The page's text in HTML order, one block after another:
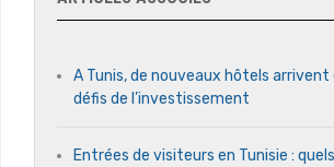
A Tunis, de nouveaux hôtels arrivent
défis de l’investissement
Entrées de visiteurs en Tunisie :